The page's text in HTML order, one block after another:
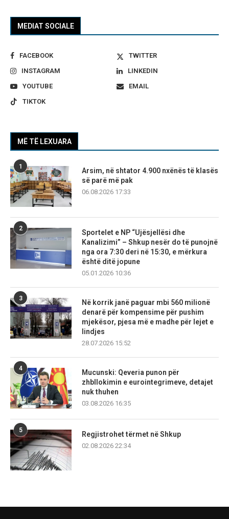
MEDIAT SOCIALE
FACEBOOK
TWITTER
INSTAGRAM
LINKEDIN
YOUTUBE
EMAIL
TIKTOK
MË TË LEXUARA
1
Arsim, në shtator 4.900 nxënës të klasës
së parë më pak
06.08.2026 17:33
2
Sportelet e NP “Ujësjellësi dhe
Kanalizimi” – Shkup nesër do të punojnë
nga ora 7:30 deri në 15:30, e mërkura
është ditë jopune
05.01.2026 10:36
3
Në korrik janë paguar mbi 560 milionë
denarë për kompensime për pushim
mjekësor, pjesa më e madhe për lejet e
lindjes
28.07.2026 15:52
4
Mucunski: Qeveria punon për
zhbllokimin e eurointegrimeve, detajet
nuk thuhen
03.08.2026 16:35
5
Regjistrohet tërmet në Shkup
02.08.2026 22:34